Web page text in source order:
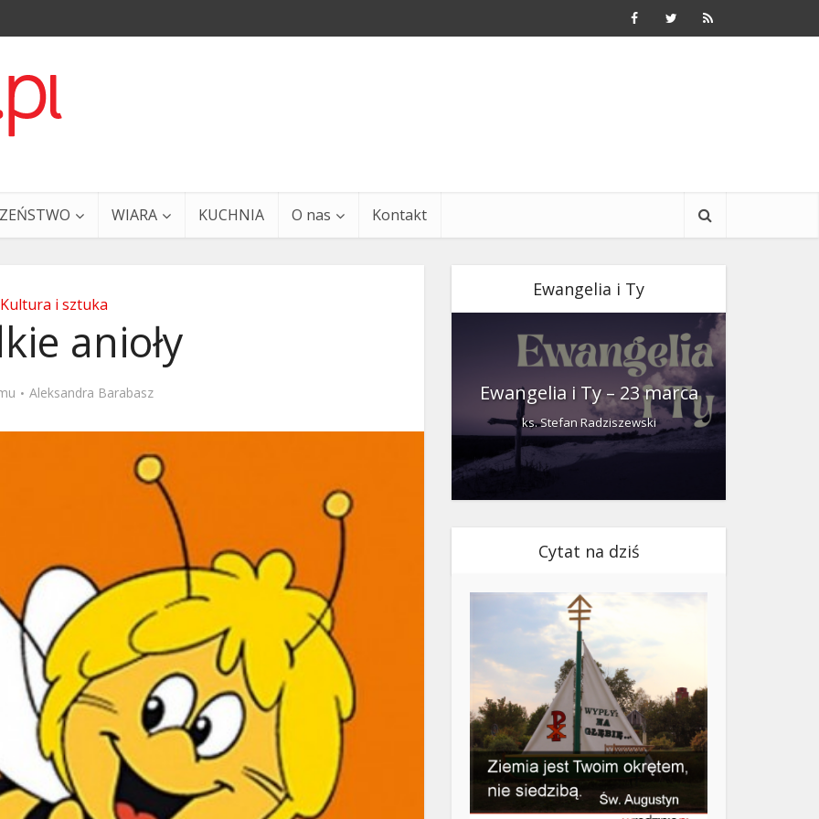
WIARA KUCHNIA O nas Kontakt
Kultura i sztuka
anioły
Aleksandra Barabasz
Ewangelia i Ty
i Ty – 29 grudnia Ewangelia i Ty – 23 marca
ks. Stefan Radziszewski
Cytat na dziś